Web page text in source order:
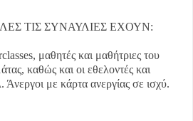
ΤΙΣ ΣΥΝΑΥΛΙΕΣ ΕΧΟΥΝ:
μαθητές και μαθήτριες του
καθώς και οι εθελοντές και
Άνεργοι με κάρτα ανεργίας σε ισχύ.